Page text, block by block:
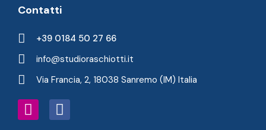
Contatti
+39 0184 50 27 66
info@studioraschiotti.it
Via Francia, 2, 18038 Sanremo (IM) Italia